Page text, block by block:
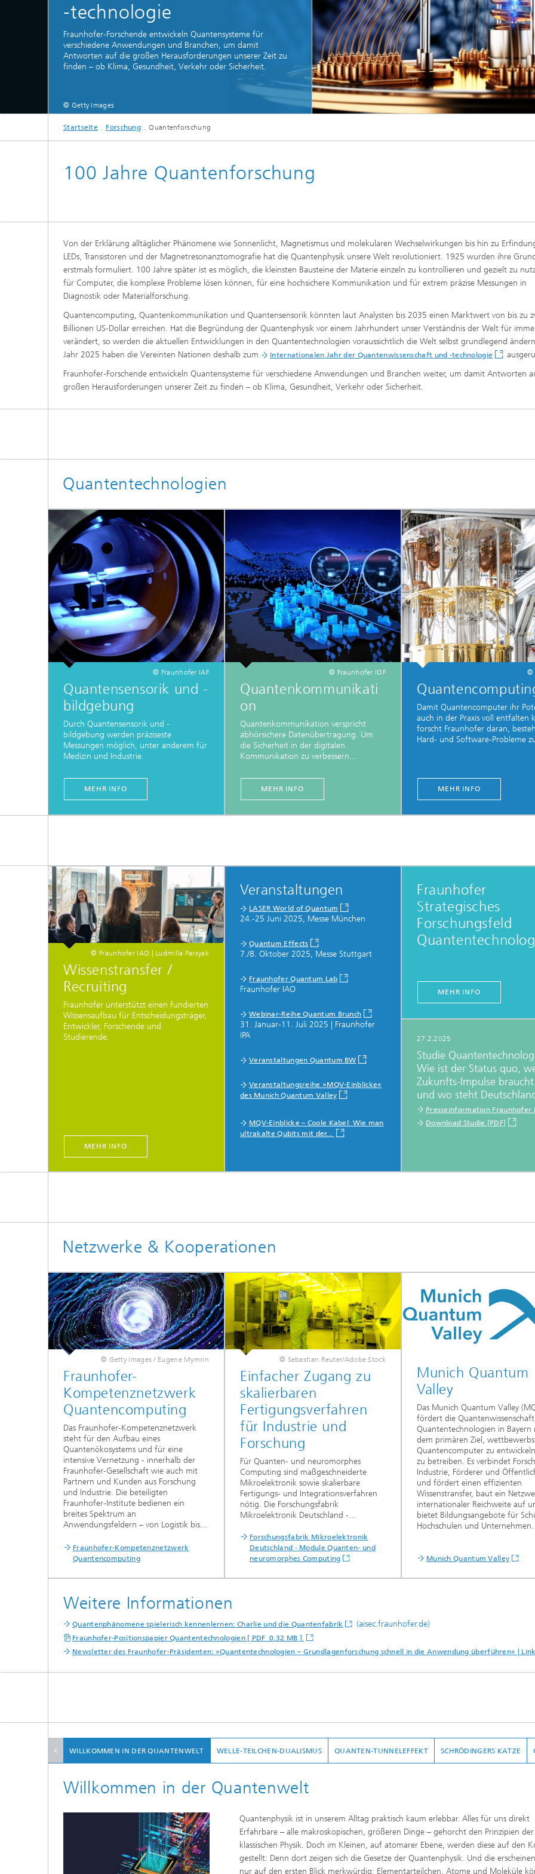
-technologie
Fraunhofer-Forschende entwickeln Quantensysteme für
verschiedene Anwendungen und Branchen, um damit
Antworten auf die großen Herausforderungen unserer Zeit zu
finden – ob Klima, Gesundheit, Verkehr oder Sicherheit.
© Getty Images
Startseite Forschung Quantenforschung
100 Jahre Quantenforschung
Von der Erklärung alltäglicher Phänomene wie Sonnenlicht, Magnetismus und molekularen Wechselwirkungen bis hin zu
LEDs, Transistoren und der Magnetresonanztomografie hat die Quantenphysik unsere Welt revolutioniert. 1925 wurden ihre
erstmals formuliert. 100 Jahre später ist es möglich, die kleinsten Bausteine der Materie einzeln zu kontrollieren und gezielt zu
für Computer, die komplexe Probleme lösen können, für eine hochsichere Kommunikation und für extrem präzise Messungen in
Diagnostik oder Materialforschung.
Quantencomputing, Quantenkommunikation und Quantensensorik könnten laut Analysten bis 2035 einen Marktwert von bis zu
Billionen US-Dollar erreichen. Hat die Begründung der Quantenphysik vor einem Jahrhundert unser Verständnis der Welt für
verändert, so werden die aktuellen Entwicklungen in den Quantentechnologien voraussichtlich die Welt selbst grundlegend
Jahr 2025 haben die Vereinten Nationen deshalb zum
Internationalen Jahr der Quantenwissenschaft und -technologie
Fraunhofer-Forschende entwickeln Quantensysteme für verschiedene Anwendungen und Branchen weiter, um damit Antworten
großen Herausforderungen unserer Zeit zu finden – ob Klima, Gesundheit, Verkehr oder Sicherheit.
Quantentechnologien
© Fraunhofer IAF
Quantensensorik und -
bildgebung
Durch Quantensensorik und -
bildgebung werden präziseste
Messungen möglich, unter anderem für
Medizin und Industrie.
MEHR INFO
© Fraunhofer IOF
Quantenkommunikati
on
Quantenkommunikation verspricht
abhörsichere Datenübertragung. Um
die Sicherheit in der digitalen
Kommunikation zu verbessern...
MEHR INFO
©
Damit Quantencomputer ihr
auch in der Praxis voll entfalten
forscht Fraunhofer daran,
Hard- und Software-Probleme
MEHR INFO
© Fraunhofer IAO | Ludmilla Parsyak
Wissenstransfer /
Recruiting
Fraunhofer unterstützt einen fundierten
Wissensaufbau für Entscheidungsträger,
Entwickler, Forschende und
Studierende.
MEHR INFO
Veranstaltungen
LASER World of Quantum
24.-25 Juni 2025, Messe München
Quantum Effects
7./8. Oktober 2025, Messe Stuttgart
Fraunhofer Quantum Lab
Fraunhofer IAO
Webinar-Reihe Quantum Brunch
31. Januar-11. Juli 2025 | Fraunhofer
IPA
Veranstaltungen Quantum BW
Veranstaltungsreihe »MQV-Einblicke«
des Munich Quantum Valley
MQV-Einblicke – Coole Kabel: Wie man
ultrakalte Qubits mit der...
Fraunhofer
Strategisches
Forschungsfeld
MEHR INFO
27.2.2025
Studie
Wie ist der Status quo,
Zukunfts-Impulse braucht
und wo steht
Presseinformation Fraunhofer
Download Studie [PDF]
Netzwerke & Kooperationen
© Getty Images / Eugene Mymrin
Fraunhofer-
Kompetenznetzwerk
Quantencomputing
Das Fraunhofer-Kompetenznetzwerk
steht für den Aufbau eines
Quantenökosystems und für eine
intensive Vernetzung - innerhalb der
Fraunhofer-Gesellschaft wie auch mit
Partnern und Kunden aus Forschung
und Industrie. Die beteiligten
Fraunhofer-Institute bedienen ein
breites Spektrum an
Anwendungsfeldern – von Logistik bis...
Fraunhofer-Kompetenznetzwerk
Quantencomputing
© Sebastian Reuter/Adobe Stock
Einfacher Zugang zu
skalierbaren
Fertigungsverfahren
für Industrie und
Forschung
Für Quanten- und neuromorphes
Computing sind maßgeschneiderte
Mikroelektronik sowie skalierbare
Fertigungs- und Integrationsverfahren
nötig. Die Forschungsfabrik
Mikroelektronik Deutschland -...
Forschungsfabrik Mikroelektronik
Deutschland - Module Quanten- und
neuromorphes Computing
Munich Quantum
Valley
Das Munich Quantum Valley
fördert die
Quantentechnologien in Bayern
dem primären Ziel,
Quantencomputer zu
zu betreiben. Es verbindet
Industrie, Förderer und
und fördert einen effizienten
Wissenstransfer, baut ein
internationaler Reichweite auf
bietet Bildungsangebote für
Hochschulen und Unternehmen.
Munich Quantum Valley
Weitere Informationen
Quantenphänomene spielerisch kennenlernen: Charlie und die Quantenfabrik (aisec.fraunhofer.de)
Fraunhofer-Positionspapier Quantentechnologien [ PDF 0,32 MB ]
Newsletter des Fraunhofer-Präsidenten: »Quantentechnologien – Grundlagenforschung schnell in die Anwendung überführen« |
WILLKOMMEN IN DER QUANTENWELT
Willkommen in der Quantenwelt
Quantenphysik ist in unserem Alltag praktisch kaum erlebbar. Alles für uns direkt
Erfahrbare – alle makroskopischen, größeren Dinge – gehorcht den Prinzipien der
klassischen Physik. Doch im Kleinen, auf atomarer Ebene, werden diese auf den
gestellt: Denn dort zeigen sich die Gesetze der Quantenphysik. Und die
nur auf den ersten Blick merkwürdig: Elementarteilchen, Atome und Moleküle
WELLE-TEILCHEN-DUALISMUS QUANTEN-TUNNELEFFEKT SCHRÖDINGERS KATZE